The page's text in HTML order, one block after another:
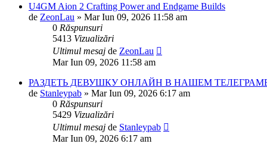
U4GM Aion 2 Crafting Power and Endgame Builds
de ZeonLau » Mar Iun 09, 2026 11:58 am
0 Răspunsuri
5413 Vizualizări
Ultimul mesaj de ZeonLau
Mar Iun 09, 2026 11:58 am
РАЗДЕТЬ ДЕВУШКУ ОНЛАЙН В НАШЕМ
de Stanleypab » Mar Iun 09, 2026 6:17 am
0 Răspunsuri
5429 Vizualizări
Ultimul mesaj de Stanleypab
Mar Iun 09, 2026 6:17 am